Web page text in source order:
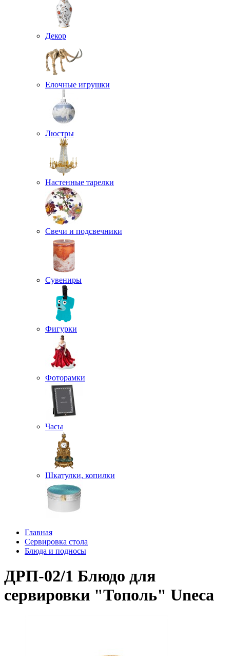
Декор
Елочные игрушки
Люстры
Настенные тарелки
Свечи и подсвечники
Сувениры
Фигурки
Фоторамки
Часы
Шкатулки, копилки
Главная
Сервировка стола
Блюда и подносы
ДРП-02/1 Блюдо для
сервировки "Тополь" Uneca